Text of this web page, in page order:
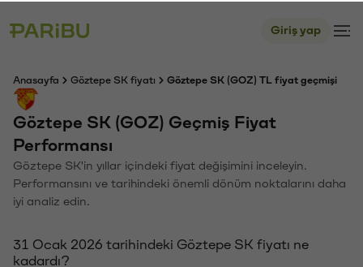
Giriş yap
Anasayfa Göztepe SK fiyatı Göztepe SK (GOZ) TL fiyat geçmişi
Göztepe SK (GOZ) Geçmiş Fiyat
Performansı
Göztepe SK'in yıllar içindeki fiyat değişimini inceleyin.
Performansını ve tarihindeki önemli dönüm noktalarını daha
iyi analiz edin.
31 Ocak 2026 tarihindeki Göztepe SK fiyatı ne
kadardı?